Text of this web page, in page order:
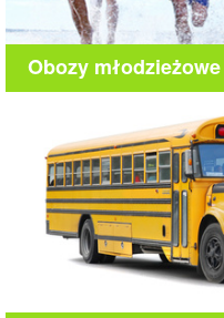
Obozy młodzieżowe